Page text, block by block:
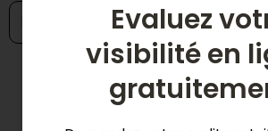
Demander mon
Evaluez
visibilité en